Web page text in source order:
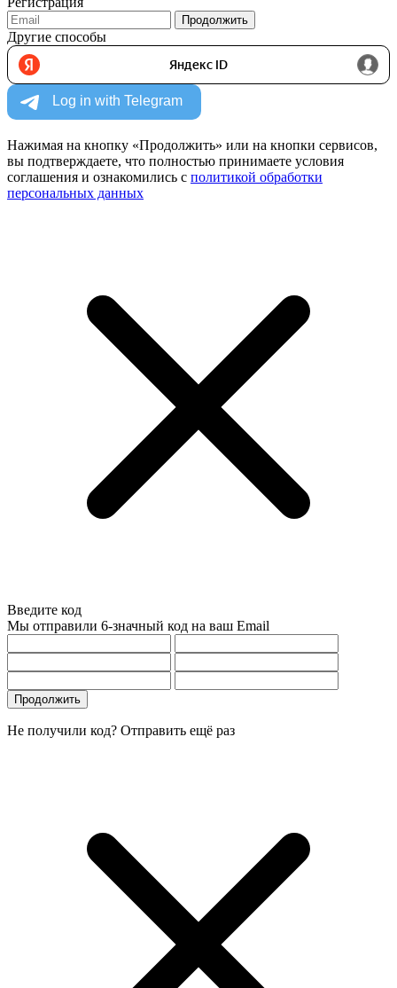
Продолжить
Другие способы
Нажимая на кнопку «Продолжить» или на кнопки сервисов,
вы подтверждаете, что полностью принимаете условия
соглашения и ознакомились с политикой обработки
персональных данных
Введите код
Мы отправили 6-значный код на ваш Email
Продолжить
Не получили код? Отправить ещё раз